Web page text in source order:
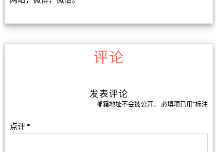
评论
发表评论
邮箱地址不会被公开。 必填项已用*标注
点评*